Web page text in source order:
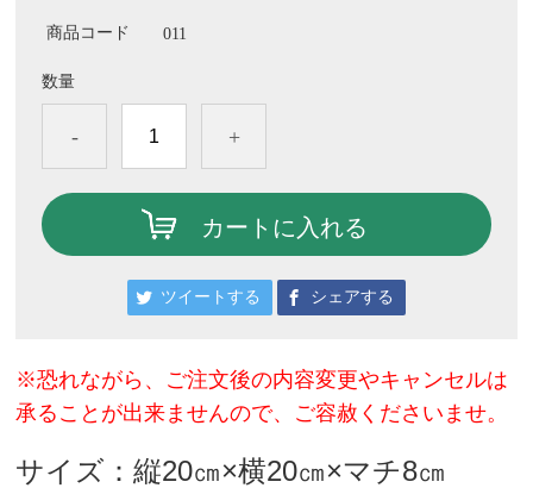
商品コード 011
数量
- +
カートに入れる
ツイートする シェアする
※恐れながら、ご注文後の内容変更やキャンセルは
承ることが出来ませんので、ご容赦くださいませ。
サイズ：縦20㎝×横20㎝×マチ8㎝